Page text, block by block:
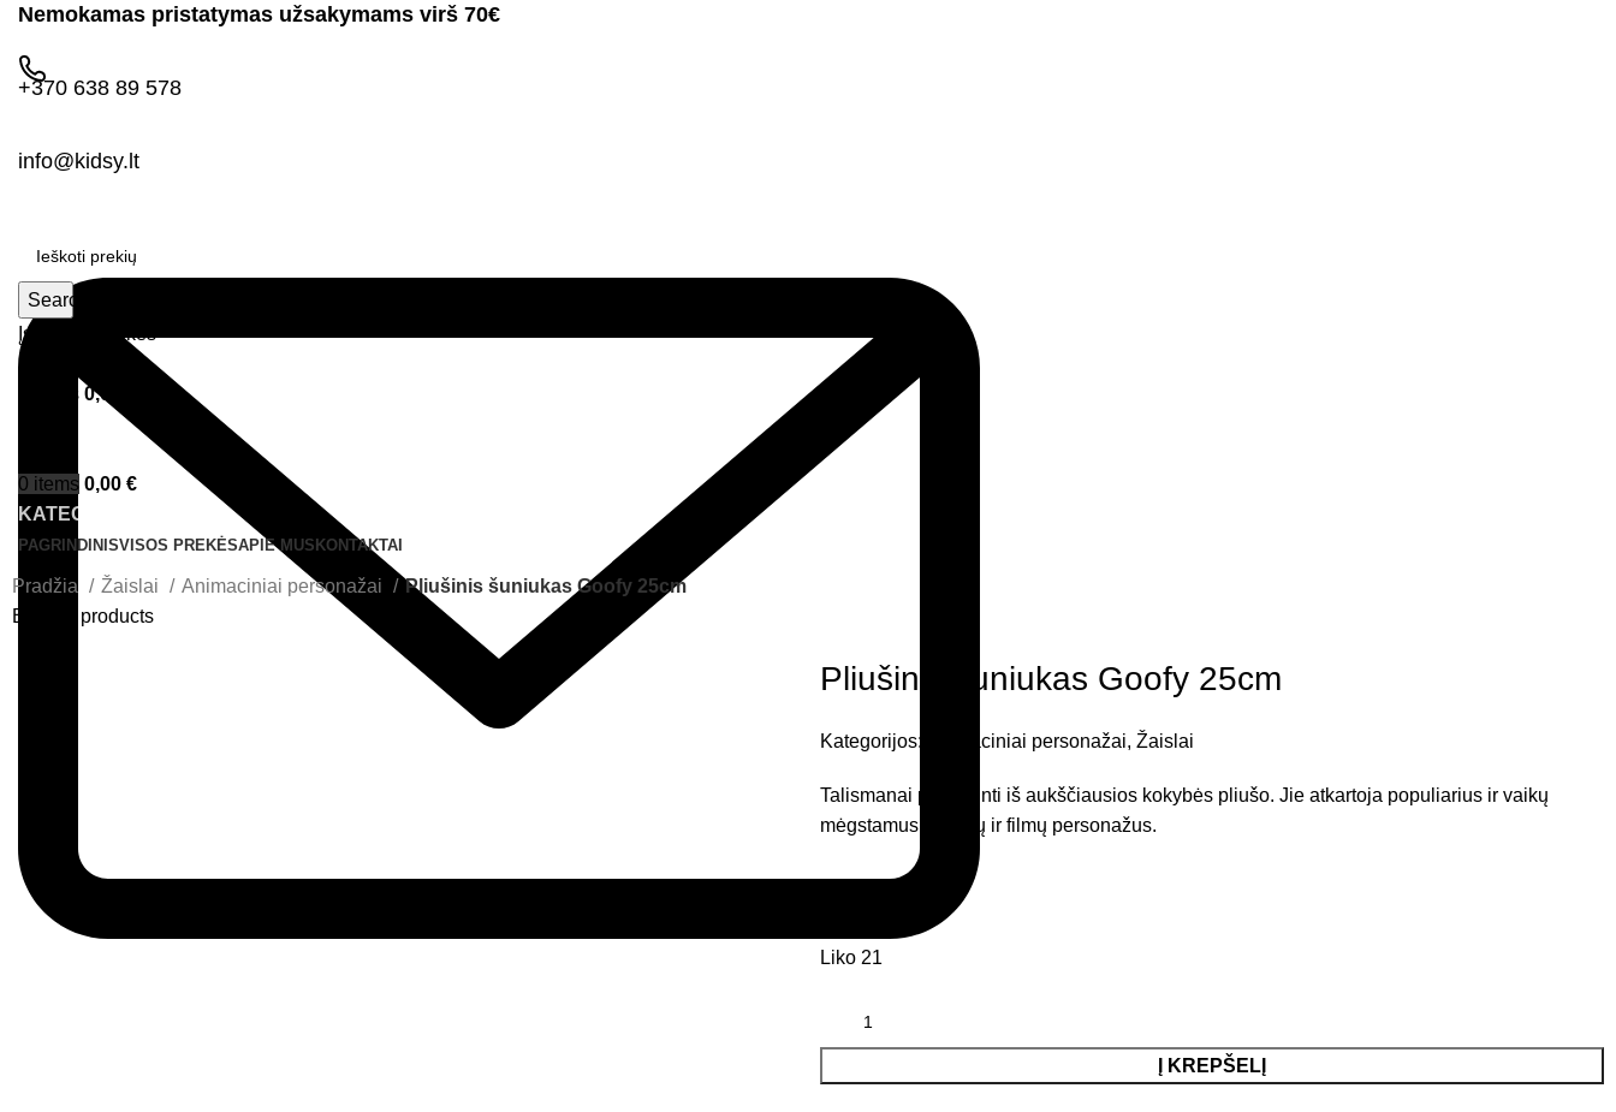
Nemokamas pristatymas užsakymams virš 70€
+370 638 89 578
info@kidsy.lt
Search
Įsimintos prekės
Prisijungimas
items 0,00
0 items 0,00 €
KATEGORIJOS
PAGRINDINISVISOS PREKĖSAPIE MUS KONTAKTAI
Pradžia Žaislai Animaciniai personažai
Pliušinis šuniukas Goofy 25cm
Back to products
Pliušinis šuniukas Goofy 25cm
Kategorijos: Animaciniai personažai, Žaislai
Talismanai pagaminti iš aukščiausios kokybės pliušo. Jie atkartoja populiarius ir vaikų
mėgstamus pasakų ir filmų personažus.
Liko 21
Į KREPŠELĮ